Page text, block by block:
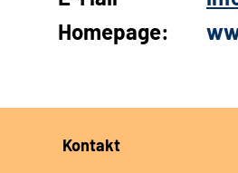
Homepage:
Kontakt